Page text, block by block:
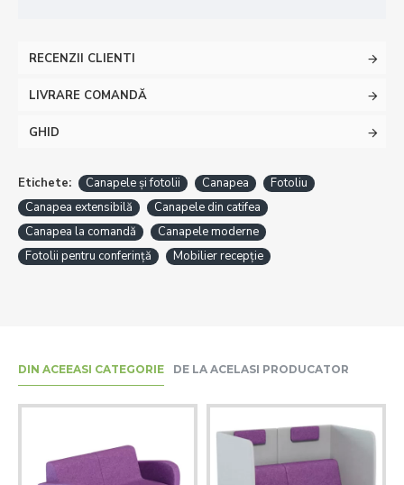
RECENZII CLIENTI
LIVRARE COMANDĂ
GHID
Etichete: Canapele și fotolii Canapea
Fotoliu
Canapea extensibilă
Canapele din catifea
Canapea la comandă
Canapele moderne
Fotolii pentru conferință
Mobilier recepție
DIN ACEEASI CATEGORIE DE LA ACELASI PRODUCATOR